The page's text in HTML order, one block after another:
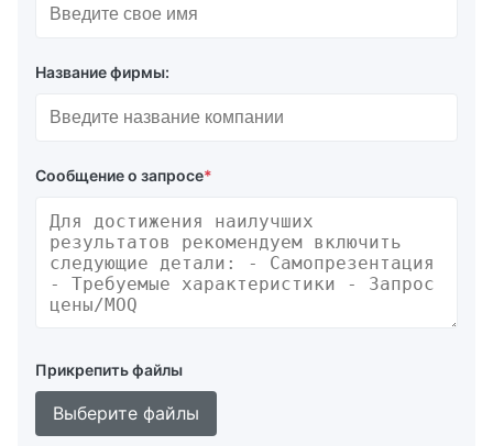
Название фирмы:
Сообщение о запросе*
Прикрепить файлы
Выберите файлы